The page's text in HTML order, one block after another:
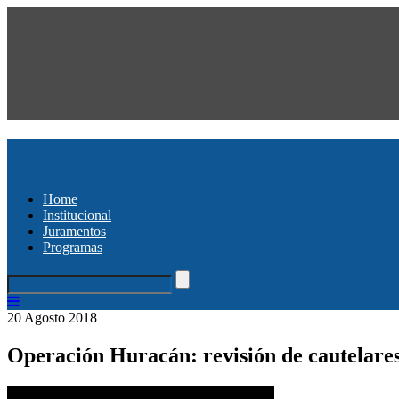
Home
Institucional
Juramentos
Programas
20 Agosto 2018
Operación Huracán: revisión de